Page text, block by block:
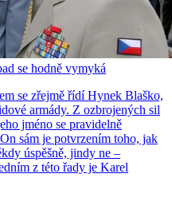
se hodně vymyká
se zřejmě řídí Hynek Blaško,
armády. Z ozbrojených sil
jméno se pravidelně
sám je potvrzením toho, jak
úspěšně, jindy ne –
z této řady je Karel